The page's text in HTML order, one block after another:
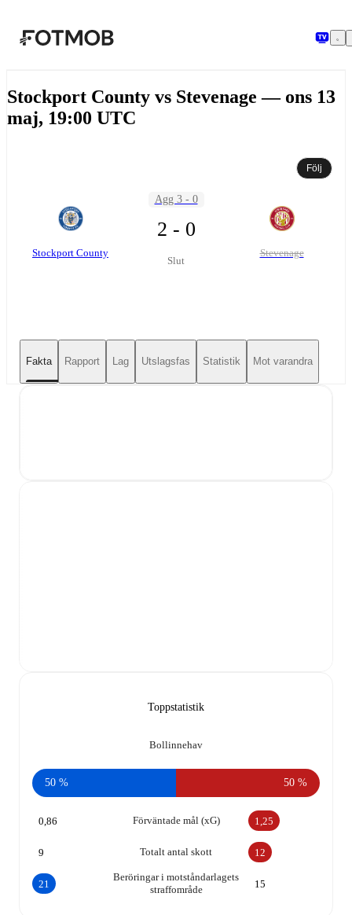
Stockport County vs Stevenage — ons 13
maj, 19:00 UTC
Följ
Stockport County
Agg 3 - 0
2 - 0
Slut
Stevenage
Fakta Rapport Lag Utslagsfas Statistik Mot varandra
Toppstatistik
Bollinnehav
50 % 50 %
Förväntade mål (xG)
0,86 1,25
Totalt antal skott
9 12
Beröringar i motståndarlagets
straffområde
21 15